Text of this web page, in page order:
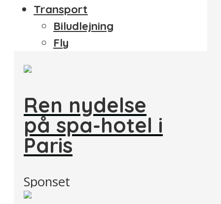
Transport
Biludlejning
Fly
Ren nydelse
på spa-hotel i
Paris
Sponset